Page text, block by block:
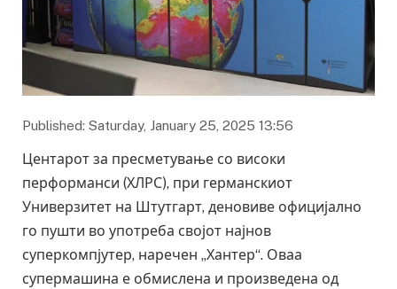
Published: Saturday, January 25, 2025 13:56
Центарот за пресметување со високи
перформанси (ХЛРС), при германскиот
Универзитет на Штутгарт, деновиве официјално
го пушти во употреба својот најнов
суперкомпјутер, наречен „Хантер“. Оваа
супермашина е обмислена и произведена од